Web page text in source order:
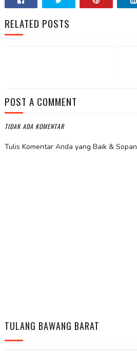
RELATED POSTS
POST A COMMENT
TIDAK ADA KOMENTAR
Tulis Komentar Anda yang Baik & Sopan
TULANG BAWANG BARAT